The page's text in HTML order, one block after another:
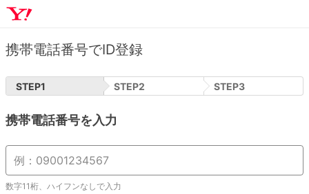
携帯電話番号でID登録
STEP1 STEP2 STEP3
携帯電話番号を入力
数字11桁、ハイフンなしで入力